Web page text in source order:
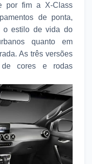
por fim a X-Class
de ponta,
o estilo de vida do
quanto em
As três versões
de cores e rodas